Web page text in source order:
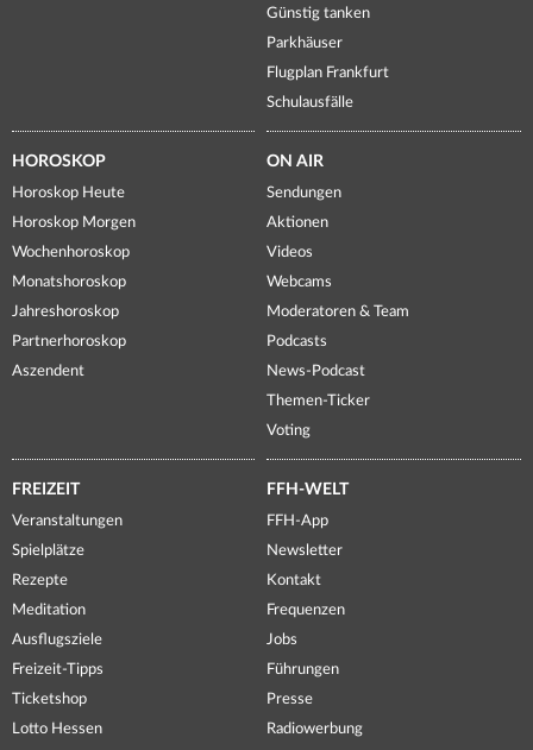
Günstig tanken
Parkhäuser
Flugplan Frankfurt
Schulausfälle
HOROSKOP
Horoskop Heute
Horoskop Morgen
Wochenhoroskop
Monatshoroskop
Jahreshoroskop
Partnerhoroskop
Aszendent
ON AIR
Sendungen
Aktionen
Videos
Webcams
Moderatoren & Team
Podcasts
News-Podcast
Themen-Ticker
Voting
FREIZEIT
Veranstaltungen
Spielplätze
Rezepte
Meditation
Ausflugsziele
Freizeit-Tipps
Ticketshop
Lotto Hessen
FFH-WELT
FFH-App
Newsletter
Kontakt
Frequenzen
Jobs
Führungen
Presse
Radiowerbung